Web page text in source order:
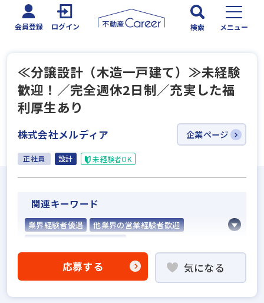
会員登録 ログイン 検索 メニュー
≪分譲設計（木造一戸建て）≫未経験
歓迎！／完全週休2日制／充実した福
利厚生あり
株式会社メルディア 企業ページ
正社員 設計 未経験者OK
関連キーワード
業界経験者優遇
他業界の営業経験者歓迎
ローン業務経験者歓迎
賃貸仲介の店長経験者歓迎
応募する 気になる